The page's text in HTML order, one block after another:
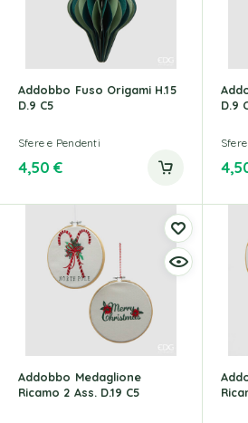
Addobbo Fuso Origami H.15
D.9 C5
Sfere e Pendenti
4,50€
D.9
Addobbo Medaglione
Ricamo 2 Ass. D.19 C5